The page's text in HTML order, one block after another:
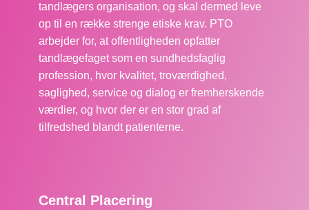
tandlægers organisation, og skal dermed leve
op til en række strenge etiske krav. PTO
arbejder for, at offentligheden opfatter
tandlægefaget som en sundhedsfaglig
profession, hvor kvalitet, troværdighed,
saglighed, service og dialog er fremherskende
værdier, og hvor der er en stor grad af
tilfredshed blandt patienterne.
Central Placering